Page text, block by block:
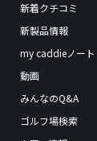
新着クチコミ
新製品情報
my caddieノート
動画
みんなのQ&A
ゴルフ場検索